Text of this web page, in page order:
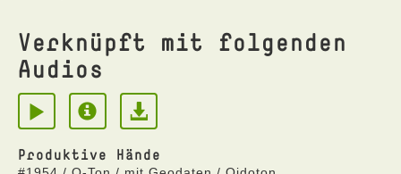
Verknüpft mit folgenden
Audios
Produktive Hände